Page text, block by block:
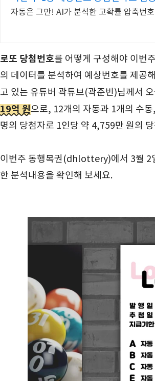
자동은 그만! AI가 분석한 고확률 압축번
로또 당첨번호를 어떻게 구성해야 이번
의 데이터를 분석하여 예상번호를 제공
고 있는 유튜버 곽튜브(곽준빈)님께서
19억 원으로, 12개의 자동과 1개의 수
명의 당첨자로 1인당 약 4,759만 원의
이번주 동행복권(dhlottery)에서 3월 2
한 분석내용을 확인해 보세요.